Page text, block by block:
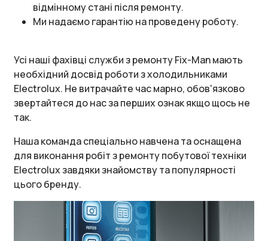
відмінному стані після ремонту.
Ми надаємо гарантію на проведену роботу.
Усі наші фахівці служби з ремонту Fix-Man мають
необхідний досвід роботи з холодильниками
Electrolux. Не витрачайте час марно, обов'язково
звертайтеся до нас за перших ознак якщо щось не
так.
Наша команда спеціально навчена та оснащена
для виконання робіт з ремонту побутової техніки
Electrolux завдяки знайомству та популярності
цього бренду.